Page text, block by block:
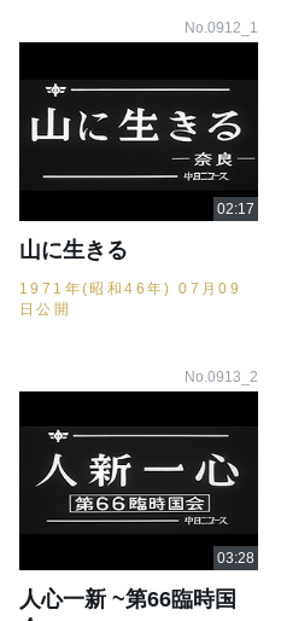
No.0912_1
山に生きる
1971年(昭和46年) 07月09
日公開
No.0913_2
人心一新 ~第66臨時国